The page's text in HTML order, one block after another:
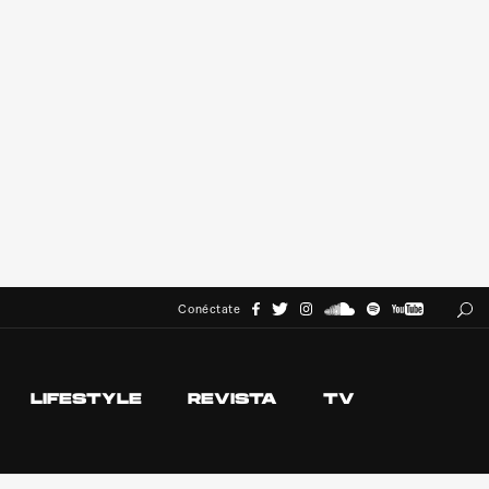
Conéctate
LIFESTYLE REVISTA TV